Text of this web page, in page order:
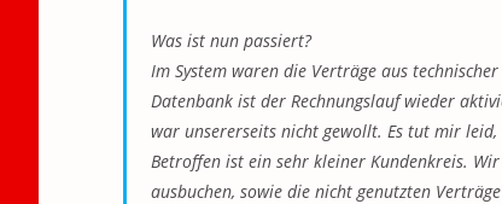
Was ist nun passiert?
Im System waren die Verträge aus
Datenbank ist der Rechnungslauf wieder
war unsererseits nicht gewollt. Es tut mir
Betroffen ist ein sehr kleiner Kundenkreis.
ausbuchen, sowie die nicht genutzten